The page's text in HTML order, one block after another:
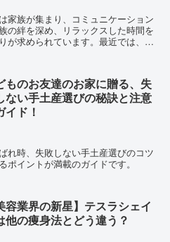
家族が集まり、コミュニケーション
の絆を深め、リラックスした時間を
が求められています。最近では、そ
ものお友達のお家に贈る、失
ない手土産選びの秘訣と注意
イド！
れ時、失敗しない手土産選びのコツ
ポイントが満載のガイドです。
容業界の新星】テスラシェイ
他の痩身法とどう違う？